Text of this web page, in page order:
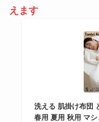
えます
洗える 肌掛け布団
春用 夏用 秋用 マ